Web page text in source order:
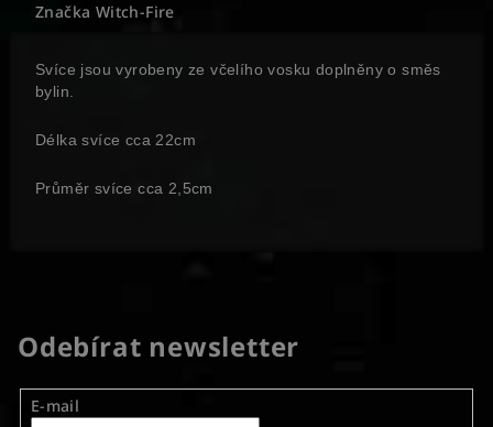
Značka Witch-Fire
Svíce jsou vyrobeny ze včelího vosku doplněny o směs
bylin.
Délka svíce cca 22cm
Průměr svíce cca 2,5cm
Odebírat newsletter
E-mail